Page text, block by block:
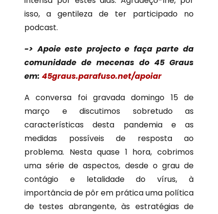
isso, a gentileza de ter participado no
podcast.
-> Apoie este projecto e faça parte da
comunidade de mecenas do 45 Graus
em: 45graus.parafuso.net/apoiar
A conversa foi gravada domingo 15 de
março e discutimos sobretudo as
características desta pandemia e as
medidas possíveis de resposta ao
problema. Nesta quase 1 hora, cobrimos
uma série de aspectos, desde o grau de
contágio e letalidade do vírus, à
importância de pôr em prática uma política
de testes abrangente, às estratégias de